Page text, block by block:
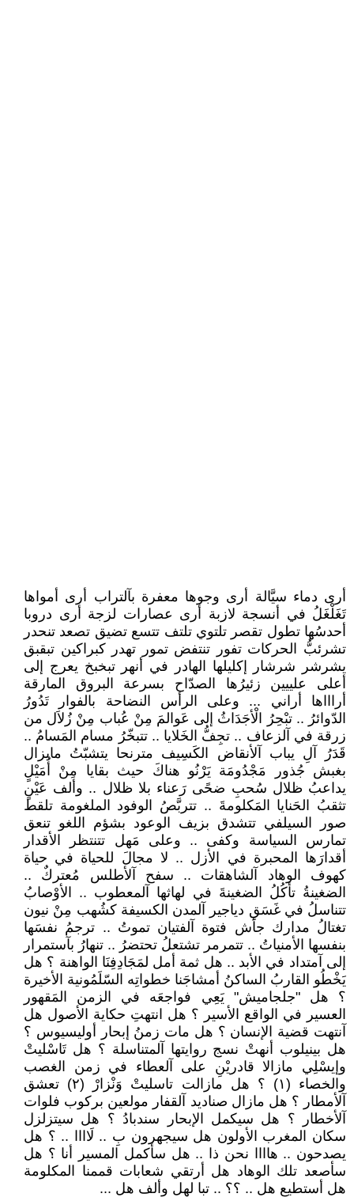
أرى دماء سيَّالة أرى وجوها معفرة بآلتراب أرى أمواها
تَغَلْغَلُ في أنسجة لازبة أرى عصارات لزجة أرى دروبا
أحدسُها تطول تقصر تلتوي تلتف تتسع تضيق تصعد تنحدر
تشرئبُّ الحركات تفور تنتفض تمور تهدر كبراكين تبقبق
يشرشر شرشار إكليلها الهادر في أنهر تبخبخ يعرج إلى
أعلى علييين زئيرُها الصدّاح بسرعة البروق المارقة
أراااها أراني ... وعلى الرأس النضاحة بالفوار تَدُورُ
الدّوائرُ .. تبْحِرُ الْأجَدَاثُ إلى عَوالمَ مِنْ عُباب مِنْ زُلاَل من
زرقة في آلزعاف .. تجِفُّ الخَلايا .. تتبخّرُ مسام المَسامُ ..
قَدَرُ آلِ يباب آلأنقاض الكَسِيف مترنحا يتشبّتُ مايزال
بغبش جُذور مَجْدُومَة يَرْنُو هناكَ حيث بقايا مِنْ أُمَيْلٍ
يداعبُ ظلال سُحبِ ضحًى رَعناء بلا ظلال .. وألف عَيْنٍ
تثقبُ الحَنايا المَكلومةَ .. تتربَّصُ الوفود الملغومة تلقط
صور السيلفي تتشدق بزيف الوعود بشؤم اللغو تنعق
تمارس السياسة وكفى .. وعلى مَهل تتنتظر الأقدار
أقدارَها المحبرة في الأزل .. لا مجالَ للحياة في حياة
كهوف الوهاد آلشاهقات .. سفح آلأطلس مُعتركٌ ..
الضغينةُ تأكُلُ الضغينةَ في لهاثها آلمعطوب .. الأوْصابُ
تتناسلُ في غَسَقِ دياجير آلمدن الكسيفة كشُهب مِنْ نيون
تغتالُ مدارك جأش فتوة آلفتيان تموتُ .. ترجمُ نفسَها
بنفسها الأمنياتُ .. تتمرمر تشتعلُ تحتضرُ .. تنهارُ بآستمرار
إلى آمتداد في الأبد .. هل ثمة أمل لمَجَادِفِنَا الواهنة ؟ هل
يَخْطُو القاربُ الساكنُ أمشاجَنا خطواتِه السّلَمُونية الأخيرة
؟ هل "جلجاميش" يَعِي فواجعَه في الزمن المَقهور
العسير في الواقع الأسير ؟ هل انتهتِ حكاية الأصول هل
آنتهت قضية الإنسان ؟ هل مات زمنُ إبحار أوليسيوس ؟
هل بينيلوب أنهتْ نسج روايتها آلمتناسلة ؟ هل تَاسْليتْ
وإيسْلِي مازالا قادريْنِ على آلعطاء في زمن الغصب
والخصاء (١) ؟ هل مازالت تاسليتْ وَنْزارْ (٢) تعشق
آلأمطار ؟ هل مازال صناديد آلقفار مولعين بركوب فلوات
آلأخطار ؟ هل سيكمل الإبحار سندبادُ ؟ هل سيتزلزل
سكان المغرب الأولون هل سيجهرون بِ .. لَاااا .. ؟ هل
يصدحون .. هاااا نحن ذا .. هل سأكمل المسير أنا ؟ هل
سأصعد تلك الوهاد هل أرتقي شعابات قممنا المكلومة
هل أستطيع هل .. ؟؟ .. تبا لهل وألف هل ...